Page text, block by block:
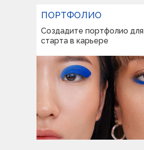
Создадите портфолио для
старта в карьере
ПОРТФОЛИО